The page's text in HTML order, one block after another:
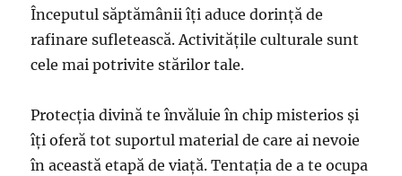
Începutul săptămânii îţi aduce dorinţă de
rafinare sufletească. Activităţile culturale sunt
cele mai potrivite stărilor tale.
Protecţia divină te învăluie în chip misterios şi
îţi oferă tot suportul material de care ai nevoie
în această etapă de viaţă. Tentaţia de a te ocupa